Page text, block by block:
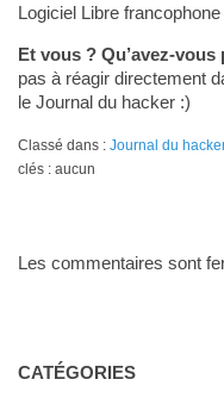
Logiciel Libre
Et vous ? Qu’avez-
pas à réagir directement
le Journal du hacker :)
Classé dans : Journal du hacker
clés : aucun
Les commentaires sont
CATÉGORIES